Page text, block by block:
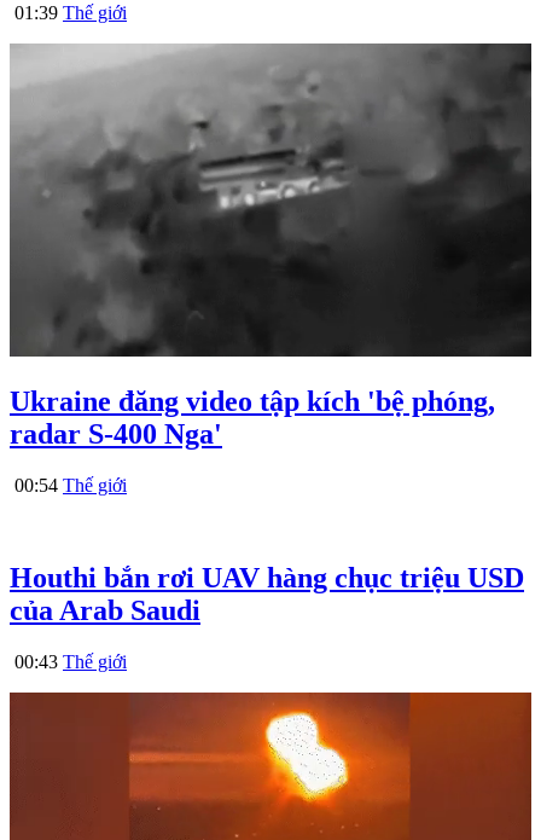
01:39 Thế giới
Ukraine đăng video tập kích 'bệ phóng,
radar S-400 Nga'
00:54 Thế giới
Houthi bắn rơi UAV hàng chục triệu USD
của Arab Saudi
00:43 Thế giới